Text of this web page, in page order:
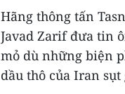
Hãng thông tấn
Javad Zarif đưa tin
mỏ dù những biện
dầu thô của Iran